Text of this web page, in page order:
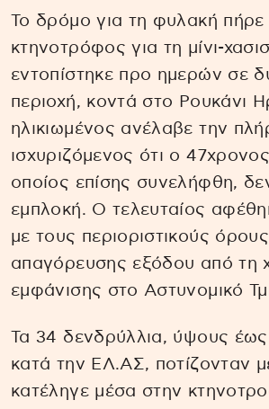
Το δρόμο για τη φυλακή
κτηνοτρόφος για τη μίνι-
εντοπίστηκε προ ημερών σε
περιοχή, κοντά στο Ρουκάνι
ηλικιωμένος ανέλαβε την
ισχυριζόμενος ότι ο
οποίος επίσης συνελήφθη,
εμπλοκή. Ο τελευταίος
με τους περιοριστικούς
απαγόρευσης εξόδου από τη
εμφάνισης στο Αστυνομικό
Τα 34 δενδρύλλια, ύψους
κατά την ΕΛ.ΑΣ, ποτίζονταν
κατέληγε μέσα στην